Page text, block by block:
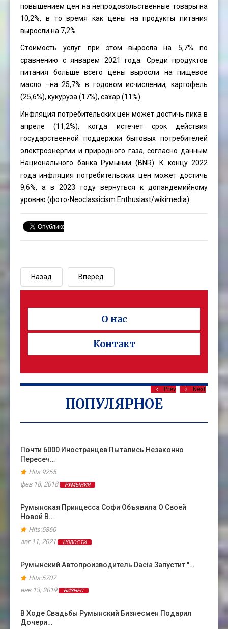
повышением цен на непродовольственные товары на
10,2%, в то время как цены на продукты питания
выросли на 7,2%.
Стоимость услуг при этом выросла на 5,7% по
сравнению с январем 2021 года. Среди продуктов
питания больше всего цены выросли на пищевое
масло –на 25,7% в годовом исчислении, картофель
(25,6%), кукуруза (17%), сахар (11%).
Инфляция потребительских цен может достичь пика в
апреле (11,2%), когда истечет срок действия
государственной поддержки бытовых потребителей
электроэнергии и природного газа, согласно данным
Национального банка Румынии (BNR). К концу 2022
года инфляция потребительских цен может достичь
9,6%, а в 2023 году вернуться к допандемийному
уровню (фото-Neoclassicism Enthusiast/wikimedia).
Назад Вперёд
О нас
Контакт
ПОПУЛЯРНОЕ
Prev Next
Почти 6000 Иностранцев Пытались Незаконно
Пересеч…
Hits:9255
фев 18, 2018
РУМЫНИЯ
Румынская Принцесса Софи Объявила О Своей
Новой В…
Hits:5860
авг 11, 2021
НОВОСТИ
Румынский Автопроизводитель Dacia Запустит "…
Hits:5707
янв 13, 2019
БИЗНЕС
В Ходе Свадьбы Румынский Бизнесмен Подарил
Дочери…